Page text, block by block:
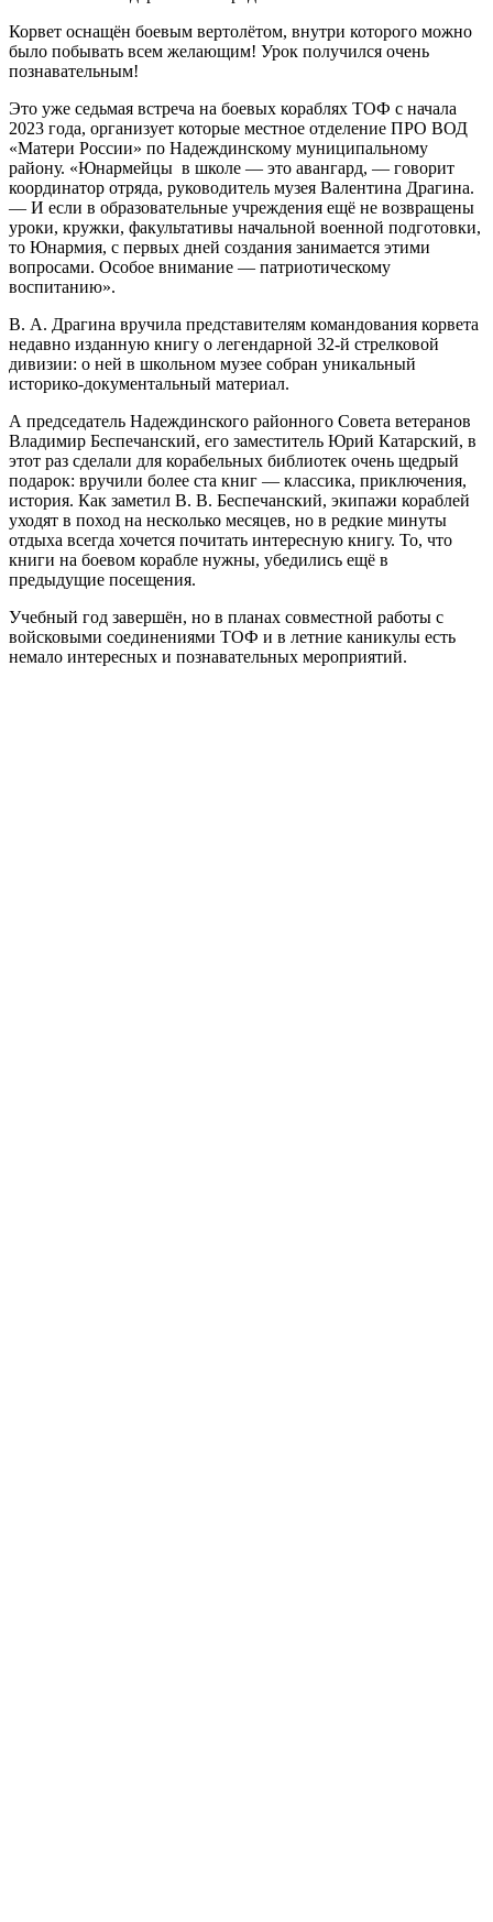
Корвет оснащён боевым вертолётом, внутри которого можно
было побывать всем желающим! Урок получился очень
познавательным!
Это уже седьмая встреча на боевых кораблях ТОФ с начала
2023 года, организует которые местное отделение ПРО ВОД
«Матери России» по Надеждинскому муниципальному
району. «Юнармейцы в школе — это авангард, — говорит
координатор отряда, руководитель музея Валентина Драгина.
— И если в образовательные учреждения ещё не возвращены
уроки, кружки, факультативы начальной военной подготовки,
то Юнармия, с первых дней создания занимается этими
вопросами. Особое внимание — патриотическому
воспитанию».
В. А. Драгина вручила представителям командования корвета
недавно изданную книгу о легендарной 32-й стрелковой
дивизии: о ней в школьном музее собран уникальный
историко-документальный материал.
А председатель Надеждинского районного Совета ветеранов
Владимир Беспечанский, его заместитель Юрий Катарский, в
этот раз сделали для корабельных библиотек очень щедрый
подарок: вручили более ста книг — классика, приключения,
история. Как заметил В. В. Беспечанский, экипажи кораблей
уходят в поход на несколько месяцев, но в редкие минуты
отдыха всегда хочется почитать интересную книгу. То, что
книги на боевом корабле нужны, убедились ещё в
предыдущие посещения.
Учебный год завершён, но в планах совместной работы с
войсковыми соединениями ТОФ и в летние каникулы есть
немало интересных и познавательных мероприятий.